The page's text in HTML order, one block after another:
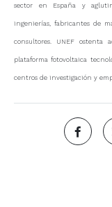
sector en España y
ingenierías, fabricantes de
consultores. UNEF ostenta
plataforma fotovoltaica
centros de investigación y